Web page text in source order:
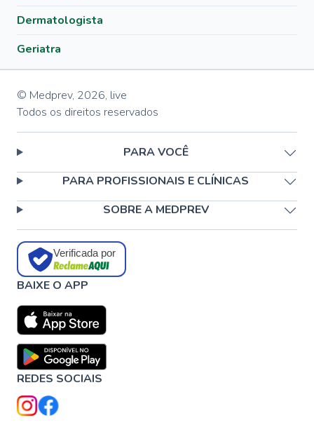
Dermatologista
Geriatra
© Medprev, 2026, live
Todos os direitos reservados
PARA VOCÊ
PARA PROFISSIONAIS E CLÍNICAS
SOBRE A MEDPREV
Verificada por
BAIXE O APP
REDES SOCIAIS